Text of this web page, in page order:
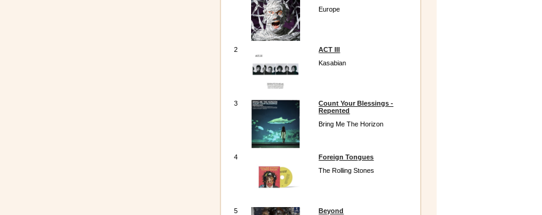
Europe
2
ACT III
Kasabian
3
Count Your Blessings -
Repented
Bring Me The Horizon
4
Foreign Tongues
The Rolling Stones
5
Beyond